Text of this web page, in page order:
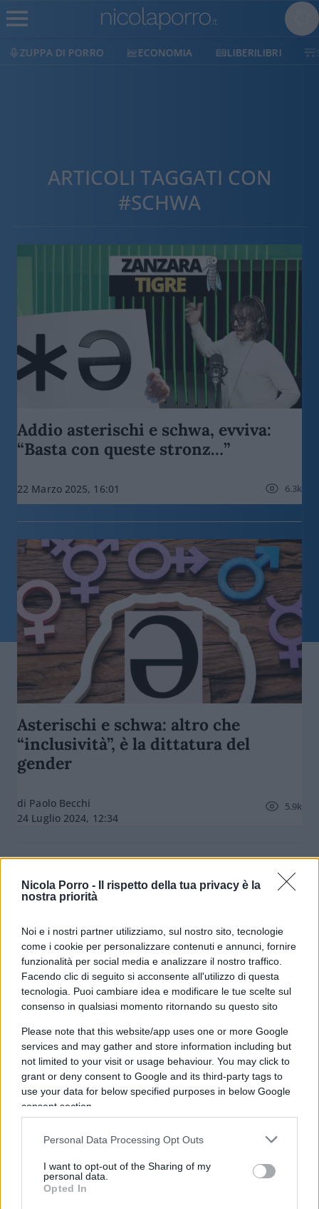
Nicola Porro -
Il rispetto della tua privacy è la
nostra priorità
Noi e i nostri partner utilizziamo, sul nostro sito, tecnologie
come i cookie per personalizzare contenuti e annunci, fornire
funzionalità per social media e analizzare il nostro traffico.
Facendo clic di seguito si acconsente all'utilizzo di questa
tecnologia. Puoi cambiare idea e modificare le tue scelte sul
consenso in qualsiasi momento ritornando su questo sito
Please note that this website/app uses one or more Google
services and may gather and store information including but
not limited to your visit or usage behaviour. You may click to
grant or deny consent to Google and its third-party tags to
use your data for below specified purposes in below Google
consent section.
Personal Data Processing Opt Outs
I want to opt-out of the Sharing of my
personal data.
Opted In
ZUPPA DI PORRO ECONOMIA LIBERILIBRI
ARTICOLI TAGGATI CON
#SCHWA
Addio asterischi e schwa, evviva:
“Basta con queste stronz…”
22 Marzo 2025, 16:01 6.3k
Asterischi e schwa: altro che
“inclusività”, è la dittatura del
gender
di Paolo Becchi
24 Luglio 2024, 12:34
5.9k
Al corteo femminista vietato parlare
delle donne ebree stuprate
di Massimo Balsamo
24 Novembre 2023, 9:14